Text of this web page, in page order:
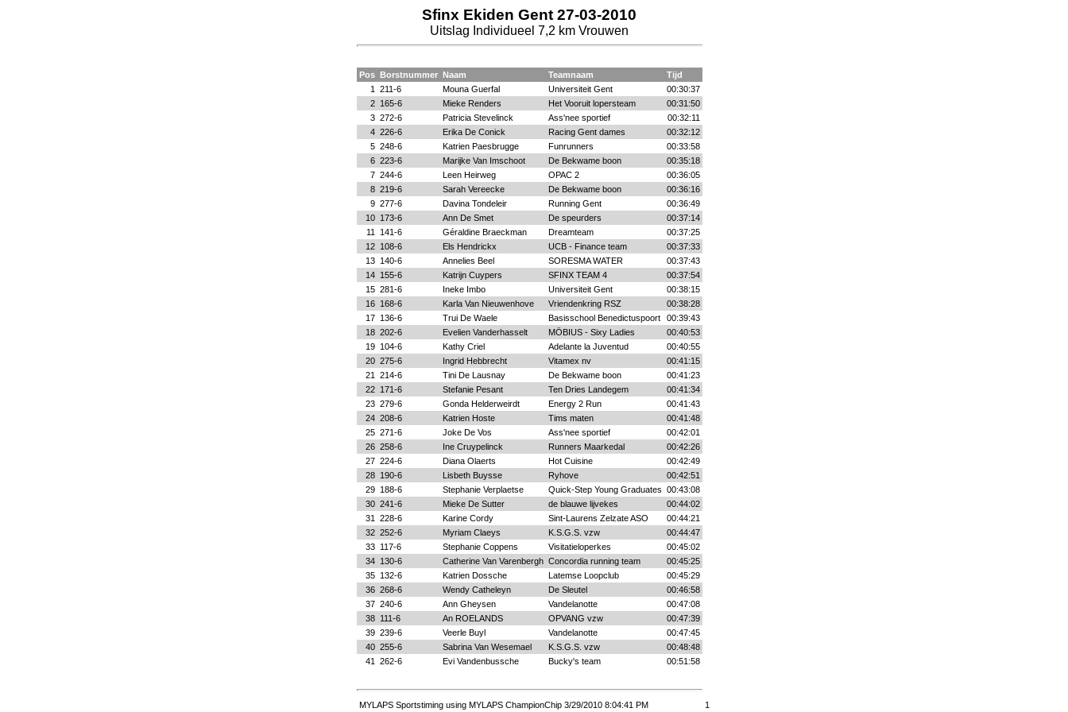
Sfinx Ekiden Gent 27-03-2010
Uitslag Individueel 7,2 km Vrouwen
Pos Borstnummer Naam Teamnaam
Tijd
1
211-6 Mouna Guerfal Universiteit Gent
00:30:37
2
165-6 Mieke Renders Het Vooruit lopersteam
00:31:50
3 272-6 Patricia Stevelinck Ass'nee sportief
00:32:11
4 226-6 Erika De Conick Racing Gent dames
00:32:12
5 248-6 Katrien Paesbrugge Funrunners
00:33:58
6 223-6 Marijke Van Imschoot De Bekwame boon
00:35:18
7 244-6 Leen Heirweg OPAC 2
00:36:05
8 219-6 Sarah Vereecke De Bekwame boon
00:36:16
9 277-6 Davina Tondeleir Running Gent
00:36:49
10
173-6 Ann De Smet De speurders
00:37:14
11
141-6 Géraldine Braeckman Dreamteam
00:37:25
12
108-6 Els Hendrickx UCB - Finance team
00:37:33
13
140-6 Annelies Beel SORESMA WATER
00:37:43
14
155-6 Katrijn Cuypers SFINX TEAM 4
00:37:54
15 281-6 Ineke Imbo Universiteit Gent
00:38:15
16
168-6 Karla Van Nieuwenhove Vriendenkring RSZ
00:38:28
17
136-6 Trui De Waele Basisschool Benedictuspoort
00:39:43
18 202-6 Evelien Vanderhasselt MÖBIUS - Sixy Ladies
00:40:53
19
104-6 Kathy Criel Adelante la Juventud
00:40:55
20 275-6 Ingrid Hebbrecht Vitamex nv
00:41:15
21
214-6 Tini De Lausnay De Bekwame boon
00:41:23
22
171-6 Stefanie Pesant Ten Dries Landegem
00:41:34
23 279-6 Gonda Helderweirdt Energy 2 Run
00:41:43
24 208-6 Katrien Hoste Tims maten
00:41:48
25 271-6 Joke De Vos Ass'nee sportief
00:42:01
26 258-6 Ine Cruypelinck Runners Maarkedal
00:42:26
27 224-6 Diana Olaerts Hot Cuisine
00:42:49
28
190-6 Lisbeth Buysse Ryhove
00:42:51
29
188-6 Stephanie Verplaetse Quick-Step Young Graduates 00:43:08
30 241-6 Mieke De Sutter de blauwe lijvekes
00:44:02
31
228-6 Karine Cordy Sint-Laurens Zelzate ASO
00:44:21
32 252-6 Myriam Claeys K.S.G.S. vzw
00:44:47
33
117-6 Stephanie Coppens Visitatieloperkes
00:45:02
34
130-6 Catherine Van Varenbergh Concordia running team
00:45:25
35
132-6 Katrien Dossche Latemse Loopclub
00:45:29
36 268-6 Wendy Catheleyn De Sleutel
00:46:58
37 240-6 Ann Gheysen Vandelanotte
00:47:08
38
111-6 An ROELANDS OPVANG vzw
00:47:39
39 239-6 Veerle Buyl Vandelanotte
00:47:45
40 255-6 Sabrina Van Wesemael K.S.G.S. vzw
00:48:48
41
262-6 Evi Vandenbussche Bucky's team 00:51:58
MYLAPS Sportstiming using MYLAPS ChampionChip 3/29/2010 8:04:41 PM 1